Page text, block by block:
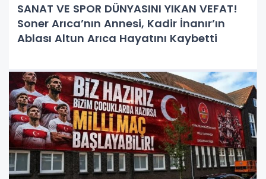
SANAT VE SPOR DÜNYASINI YIKAN VEFAT!
Soner Arıca’nın Annesi, Kadir İnanır’ın
Ablası Altun Arıca Hayatını Kaybetti